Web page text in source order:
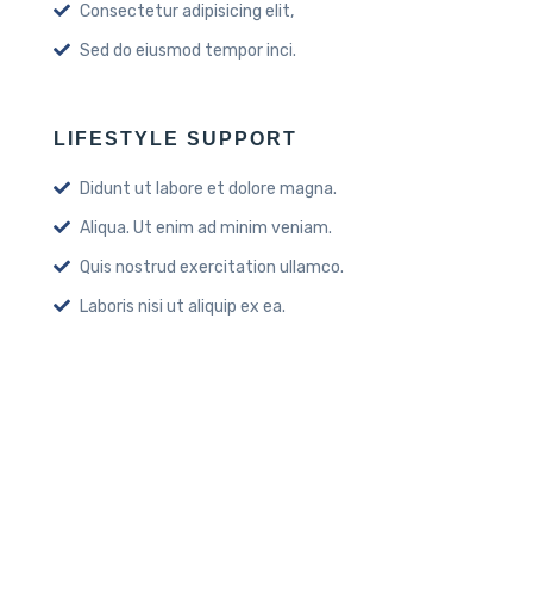
Consectetur adipisicing elit,
Sed do eiusmod tempor inci.
LIFESTYLE SUPPORT
Didunt ut labore et dolore magna.
Aliqua. Ut enim ad minim veniam.
Quis nostrud exercitation ullamco.
Laboris nisi ut aliquip ex ea.